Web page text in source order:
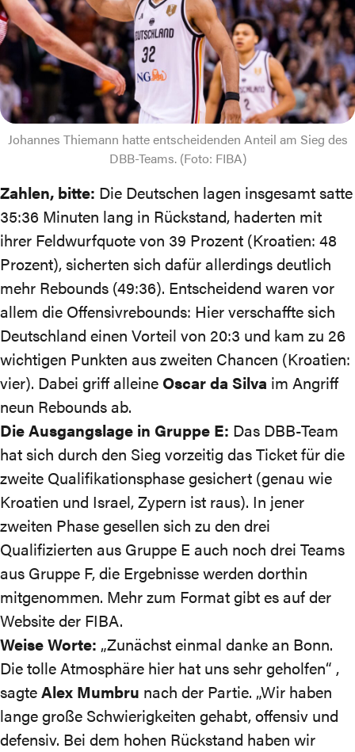
Johannes Thiemann hatte entscheidenden Anteil am Sieg des
DBB-Teams. (Foto: FIBA)
Zahlen, bitte: Die Deutschen lagen insgesamt satte
35:36 Minuten lang in Rückstand, haderten mit
ihrer Feldwurfquote von 39 Prozent (Kroatien: 48
Prozent), sicherten sich dafür allerdings deutlich
mehr Rebounds (49:36). Entscheidend waren vor
allem die Offensivrebounds: Hier verschaffte sich
Deutschland einen Vorteil von 20:3 und kam zu 26
wichtigen Punkten aus zweiten Chancen (Kroatien:
vier). Dabei griff alleine Oscar da Silva im Angriff
neun Rebounds ab.
Die Ausgangslage in Gruppe E: Das DBB-Team
hat sich durch den Sieg vorzeitig das Ticket für die
zweite Qualifikationsphase gesichert (genau wie
Kroatien und Israel, Zypern ist raus). In jener
zweiten Phase gesellen sich zu den drei
Qualifizierten aus Gruppe E auch noch drei Teams
aus Gruppe F, die Ergebnisse werden dorthin
mitgenommen. Mehr zum Format gibt esauf der
Website der FIBA.
Weise Worte: „Zunächst einmal danke an Bonn.
Die tolle Atmosphäre hier hat uns sehr geholfen“ ,
sagteAlex Mumbru nach der Partie. „Wir haben
lange große Schwierigkeiten gehabt, offensiv und
defensiv. Bei dem hohen Rückstand haben wir